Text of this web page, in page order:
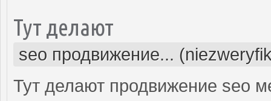
Тут делают
seo продвижение...
Тут делают продвижение seo